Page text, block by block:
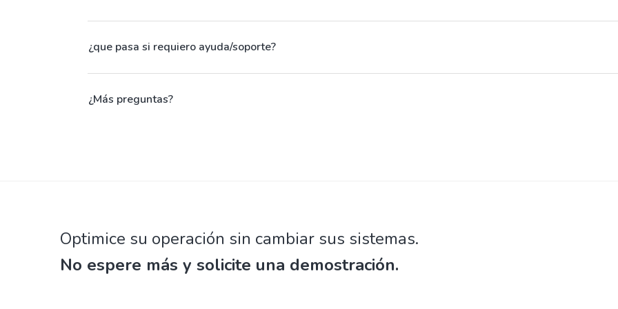
¿que pasa si requiero ayuda/soporte?
¿Más preguntas?
Optimice su operación sin cambiar sus sistemas.
No espere más y solicite una demostración.